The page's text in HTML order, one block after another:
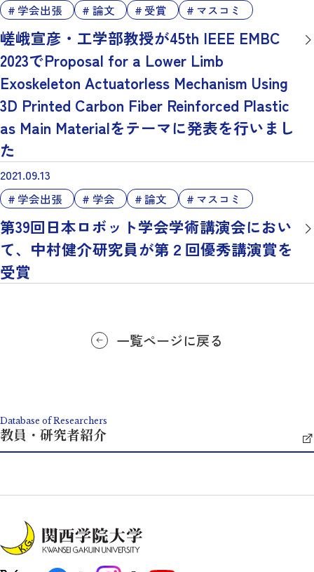
学会出張 論文 受賞 マスコミ
嵯峨宣彦・工学部教授が45th IEEE EMBC
2023でProposal for a Lower Limb
Exoskeleton Actuatorless Mechanism Using
3D Printed Carbon Fiber Reinforced Plastic
as Main Materialをテーマに発表を行いまし
た
2021.09.13
学会出張 学会 論文 マスコミ
第39回日本ロボット学会学術講演会におい
て、中村健介研究員が第２回優秀講演賞を
受賞
一覧ページに戻る
Database of Researchers
教員・研究者紹介